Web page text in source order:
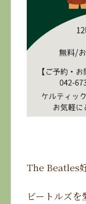
The Beatles
ビートルズ